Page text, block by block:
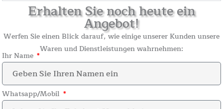
Erhalten Sie noch heute ein
Angebot!
Werfen Sie einen Blick darauf, wie einige unserer Kunden unsere
Waren und Dienstleistungen wahrnehmen:
Ihr Name
Whatsapp/Mobil